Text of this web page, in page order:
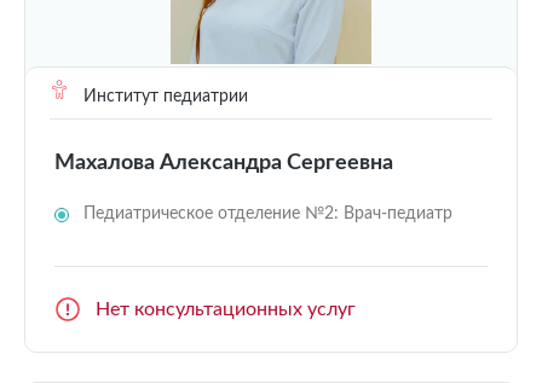
Институт педиатрии
Махалова Александра Сергеевна
Педиатрическое отделение №2: Врач-педиатр
Нет консультационных услуг